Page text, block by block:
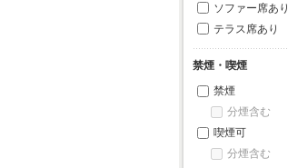
ソファー席あり
テラス席あり
禁煙・喫煙
禁煙
分煙含む
喫煙可
分煙含む